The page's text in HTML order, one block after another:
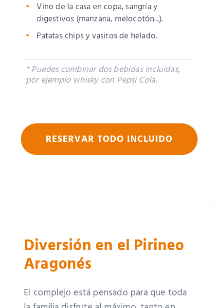
Vino de la casa en copa, sangría y
digestivos (manzana, melocotón...).
Patatas chips y vasitos de helado.
* Puedes combinar dos bebidas incluidas,
por ejemplo whisky con Pepsi Cola.
RESERVAR TODO INCLUIDO
Diversión en el Pirineo
Aragonés
El complejo está pensado para que toda